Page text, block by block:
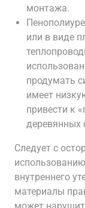
монтажа.
или в виде
продумать
имеет
привести к
деревянных
Следует с
внутреннего
материалы